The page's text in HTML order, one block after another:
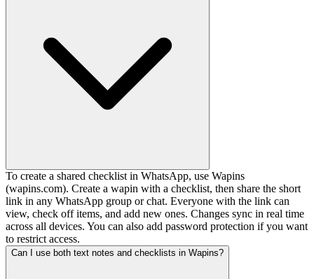
To create a shared checklist in WhatsApp, use Wapins
(wapins.com). Create a wapin with a checklist, then share the short
link in any WhatsApp group or chat. Everyone with the link can
view, check off items, and add new ones. Changes sync in real time
across all devices. You can also add password protection if you want
to restrict access.
Can I use both text notes and checklists in Wapins?